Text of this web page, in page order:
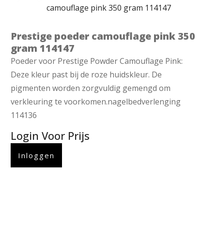
camouflage pink 350 gram 114147
Prestige poeder camouflage pink 350
gram 114147
Poeder voor Prestige Powder Camouflage Pink:
Deze kleur past bij de roze huidskleur. De
pigmenten worden zorgvuldig gemengd om
verkleuring te voorkomen.nagelbedverlenging
114136
Login Voor Prijs
Inloggen